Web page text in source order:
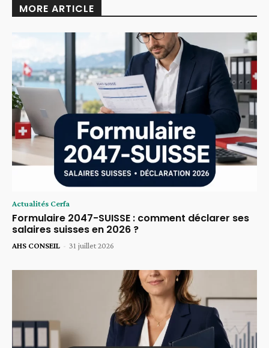
MORE ARTICLE
Actualités Cerfa
Formulaire 2047-SUISSE : comment déclarer ses
salaires suisses en 2026 ?
AHS CONSEIL - 31 juillet 2026